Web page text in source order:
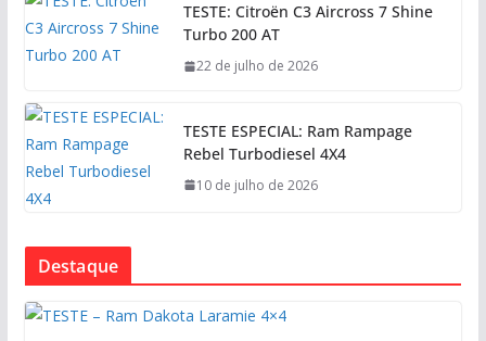
TESTE: Citroën C3 Aircross 7 Shine
Turbo 200 AT
22 de julho de 2026
TESTE ESPECIAL: Ram Rampage
Rebel Turbodiesel 4X4
10 de julho de 2026
Destaque